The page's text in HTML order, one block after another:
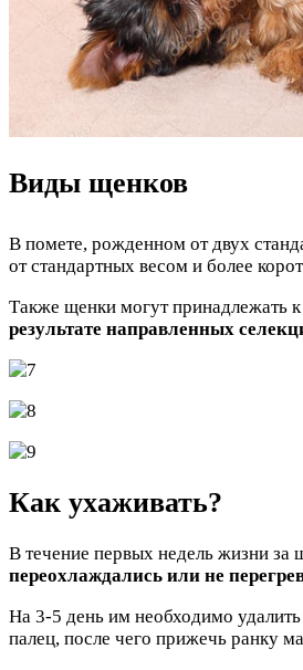
Виды щенков
В помете, рожденном от двух
от стандартных весом и более
Также щенки могут принадлежать
результате направленных
Как ухаживать?
В течение первых недель жизни за
переохлаждались или не
На 3-5 день им необходимо
палец, после чего прижечь ранку